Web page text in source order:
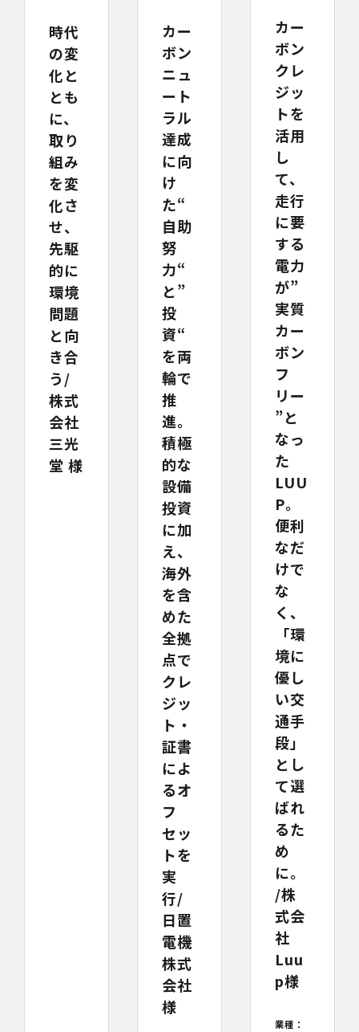
時代
の変
化と
とも
に、
取り
組み
を変
化さ
せ、
先駆
的に
環境
問題
と向
き合
う/
株式
会社
三光
堂 様
カー
ボン
ニュ
ート
ラル
達成
に向
け
た“
自助
努
力“
と”
投
資“
を両
輪で
推
進。
積極
的な
設備
投資
に加
え、
海外
を含
めた
全拠
点で
クレ
ジッ
ト・
証書
によ
るオ
フ
セッ
トを
実
行/
日置
電機
株式
会社
様
カー
ボン
クレ
ジッ
トを
活用
し
て、
走行
に要
する
電力
が”
実質
カー
ボン
フ
リー
”と
なっ
た
LUU
P。
便利
なだ
けで
な
く、
「環
境に
優し
い交
通手
段」
とし
て選
ばれ
るた
め
に。
/株
式会
社
Luu
p様
業種：